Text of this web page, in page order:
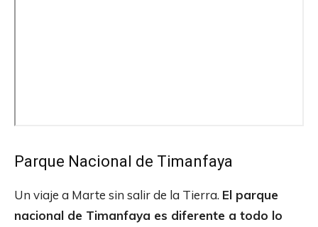
Parque Nacional de Timanfaya
Un viaje a Marte sin salir de la Tierra. El parque
nacional de Timanfaya es diferente a todo lo